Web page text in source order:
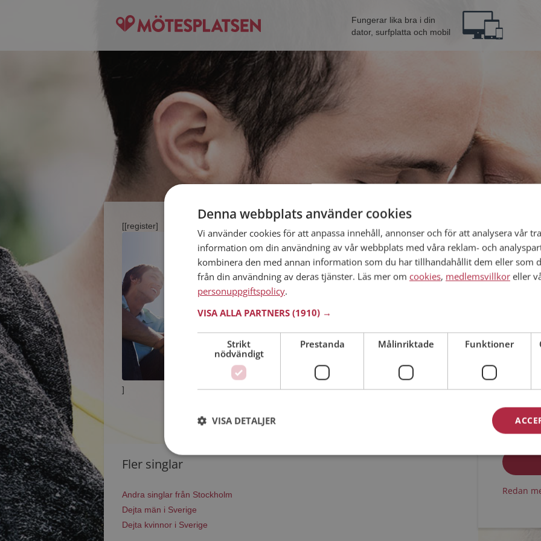
Fungerar lika bra i din
dator, surfplatta och mobil
[[register]
]
Fler singlar
Andra singlar från Stockholm
Dejta män i Sverige
Dejta kvinnor i Sverige
Bli
Jag är en:
Jag
Jag
Redan
Denna webbplats använder cookies
Vi använder cookies för att anpassa innehåll, annonser och för att analysera vår
information om din användning av vår webbplats med våra reklam- och
kombinera den med annan information som du har tillhandahållit dem eller som
från din användning av deras tjänster. Läs mer om cookies, medlemsvillkor eller
personuppgiftspolicy.
VISA ALLA PARTNERS (1910) →
Strikt
nödvändigt
Prestanda Målinriktade Funktioner
VISA DETALJER